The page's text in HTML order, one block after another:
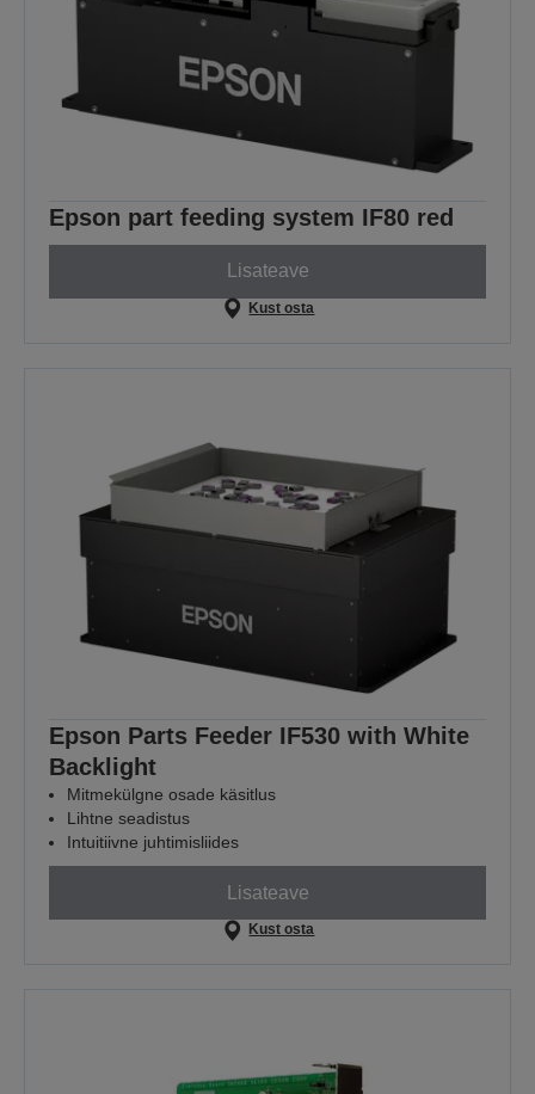
Epson part feeding system IF80 red
Lisateave
Kust osta
Epson Parts Feeder IF530 with White
Backlight
Mitmekülgne osade käsitlus
Lihtne seadistus
Intuitiivne juhtimisliides
Lisateave
Kust osta